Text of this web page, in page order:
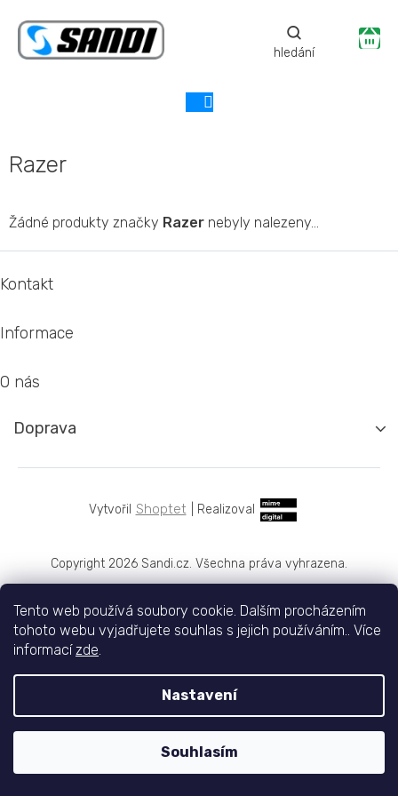
Tento web používá soubory cookie. Dalším procházením
tohoto webu vyjadřujete souhlas s jejich používáním.. Více
informacízde.
Nastavení
Souhlasím
obsah
Razer
Žádné produkty značky Razer nebyly nalezeny...
á
t
Kontakt
Informace
O nás
Doprava
Shoptet Realizoval
Copyright 2026 Sandi.cz. Všechna práva vyhrazena.